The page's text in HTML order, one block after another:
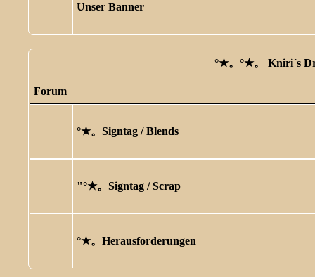
Unser Banner
°★。°★。 Kniri´s
Forum
°★。Signtag / Blends
"°★。Signtag / Scrap
°★。Herausforderungen